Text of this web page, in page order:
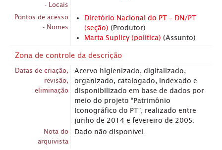
- Locais
Pontos de acesso
- Nomes
Diretório Nacional do PT – DN/PT
(seção) (Produtor)
Marta Suplicy (política) (Assunto)
Zona de controle da descrição
Datas de criação,
revisão,
eliminação
Acervo higienizado, digitalizado,
organizado, catalogado, indexado e
disponibilizado em base de dados por
meio do projeto “Patrimônio
Iconográfico do PT”, realizado entre
junho de 2014 e fevereiro de 2005.
Nota do
arquivista
Dado não disponível.